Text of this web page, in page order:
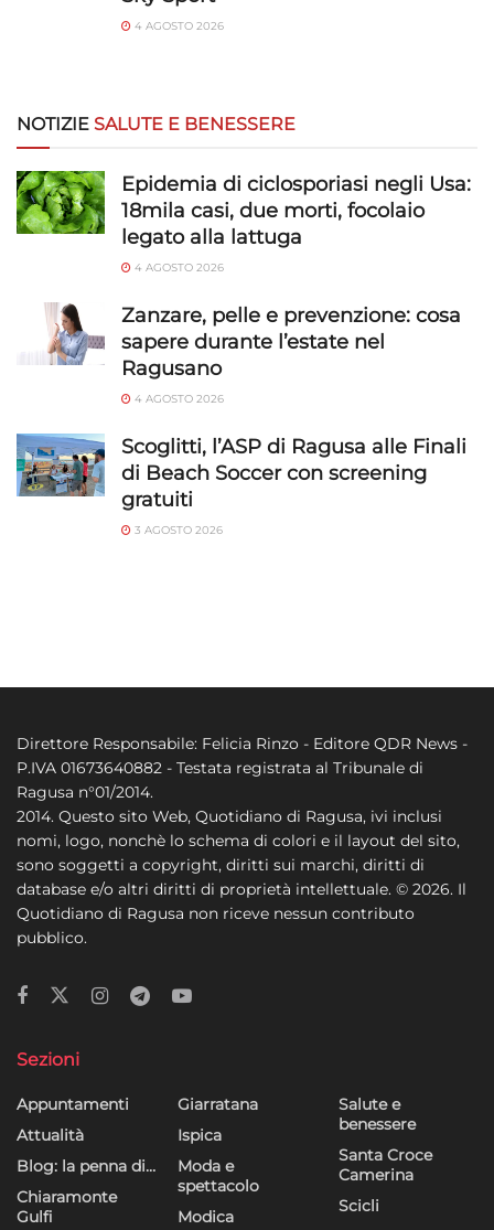
4 AGOSTO 2026
NOTIZIE SALUTE E BENESSERE
Epidemia di ciclosporiasi negli Usa:
18mila casi, due morti, focolaio
legato alla lattuga
4 AGOSTO 2026
Zanzare, pelle e prevenzione: cosa
sapere durante l’estate nel
Ragusano
4 AGOSTO 2026
Scoglitti, l’ASP di Ragusa alle Finali
di Beach Soccer con screening
gratuiti
3 AGOSTO 2026
Direttore Responsabile: Felicia Rinzo - Editore QDR News -
P.IVA 01673640882 - Testata registrata al Tribunale di
Ragusa n°01/2014.
2014. Questo sito Web, Quotidiano di Ragusa, ivi inclusi
nomi, logo, nonchè lo schema di colori e il layout del sito,
sono soggetti a copyright, diritti sui marchi, diritti di
database e/o altri diritti di proprietà intellettuale. © 2026. Il
Quotidiano di Ragusa non riceve nessun contributo
pubblico.
Sezioni
Appuntamenti
Attualità
Blog: la penna di…
Chiaramonte
Gulfi
Giarratana
Ispica
Moda e
spettacolo
Modica
Salute e
benessere
Santa Croce
Camerina
Scicli